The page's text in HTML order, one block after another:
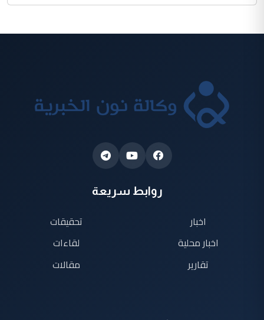
روابط سريعة
اخبار
اخبار محلية
تقارير
تحقيقات
لقاءات
مقالات